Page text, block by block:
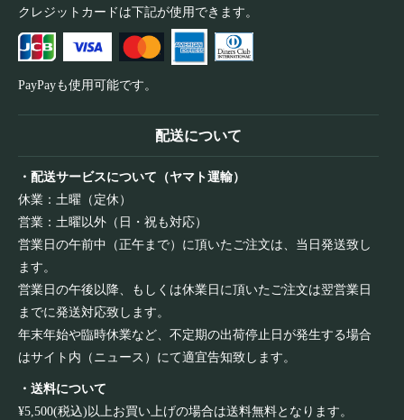
クレジットカードは下記が使用できます。
PayPayも使用可能です。
配送について
・配送サービスについて（ヤマト運輸）
休業：土曜（定休）
営業：土曜以外（日・祝も対応）
営業日の午前中（正午まで）に頂いたご注文は、当日発送致し
ます。
営業日の午後以降、もしくは休業日に頂いたご注文は翌営業日
までに発送対応致します。
年末年始や臨時休業など、不定期の出荷停止日が発生する場合
はサイト内（ニュース）にて適宜告知致します。
・送料について
¥5,500(税込)以上お買い上げの場合は送料無料となります。